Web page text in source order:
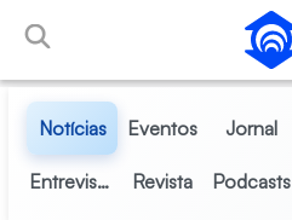
Pular para o Conteúdo principal
Notícias Eventos Jornal
Entrevistas Revista Podcasts